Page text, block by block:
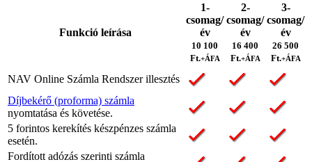
Funkció leírása
1-
csomag/
év
10 100
Ft.+ÁFA
2-
csomag/
év
16 400
Ft.+ÁFA
3-
csomag/
év
26 500
Ft.+ÁFA
NAV Online Számla Rendszer illesztés
Díjbekérő (proforma) számla
nyomtatása és követése.
5 forintos kerekítés készpénzes számla
esetén.
Fordított adózás szerinti számla